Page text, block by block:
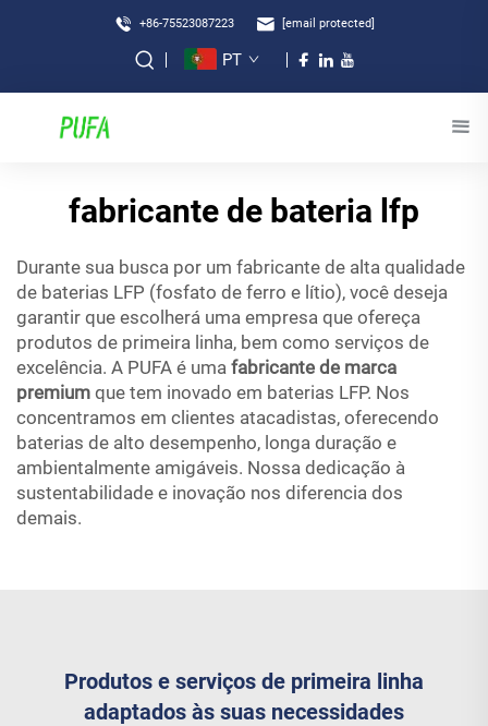
+86-75523087223 [email protected]
PT
fabricante de bateria lfp
Durante sua busca por um fabricante de alta qualidade
de baterias LFP (fosfato de ferro e lítio), você deseja
garantir que escolherá uma empresa que ofereça
produtos de primeira linha, bem como serviços de
excelência. A PUFA é uma fabricante de marca
premium que tem inovado em baterias LFP. Nos
concentramos em clientes atacadistas, oferecendo
baterias de alto desempenho, longa duração e
ambientalmente amigáveis. Nossa dedicação à
sustentabilidade e inovação nos diferencia dos
demais.
Produtos e serviços de primeira linha
adaptados às suas necessidades